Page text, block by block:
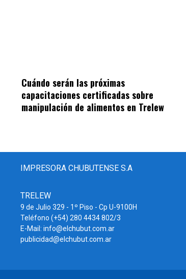
Cuándo serán las próximas
capacitaciones certificadas sobre
manipulación de alimentos en Trelew
IMPRESORA CHUBUTENSE S.A
TRELEW
9 de Julio 329 - 1º Piso - Cp U-9100H
Teléfono (+54) 280 4434 802/3
E-Mail: info@elchubut.com.ar
publicidad@elchubut.com.ar